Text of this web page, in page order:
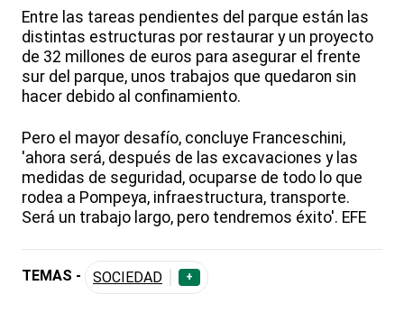
Entre las tareas pendientes del parque están las
distintas estructuras por restaurar y un proyecto
de 32 millones de euros para asegurar el frente
sur del parque, unos trabajos que quedaron sin
hacer debido al confinamiento.
Pero el mayor desafío, concluye Franceschini,
'ahora será, después de las excavaciones y las
medidas de seguridad, ocuparse de todo lo que
rodea a Pompeya, infraestructura, transporte.
Será un trabajo largo, pero tendremos éxito'. EFE
TEMAS - SOCIEDAD +